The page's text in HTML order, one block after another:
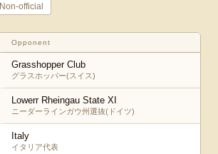
Non-official
Opponent
Grasshopper Club
グラスホッパー(スイス)
Lowerr Rheingau State XI
ニーダーラインガウ州選抜(ドイツ)
Italy
イタリア代表